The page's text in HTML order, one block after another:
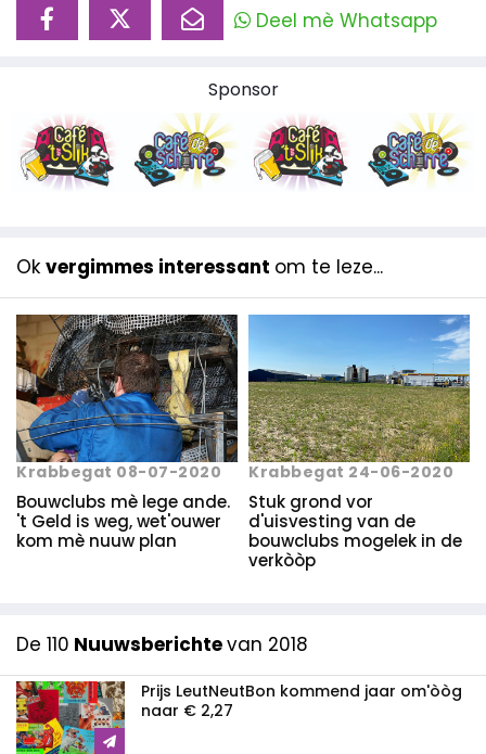
Deel mè Whatsapp
Sponsor
Ok vergimmes interessant om te leze...
Krabbegat 08-07-2020
Bouwclubs mè lege ande.
't Geld is weg, wet'ouwer
kom mè nuuw plan
Krabbegat 24-06-2020
Stuk grond vor
d'uisvesting van de
bouwclubs mogelek in de
verkòòp
De 110 Nuuwsberichtevan 2018
Prijs LeutNeutBon kommend jaar om'òòg
naar € 2,27